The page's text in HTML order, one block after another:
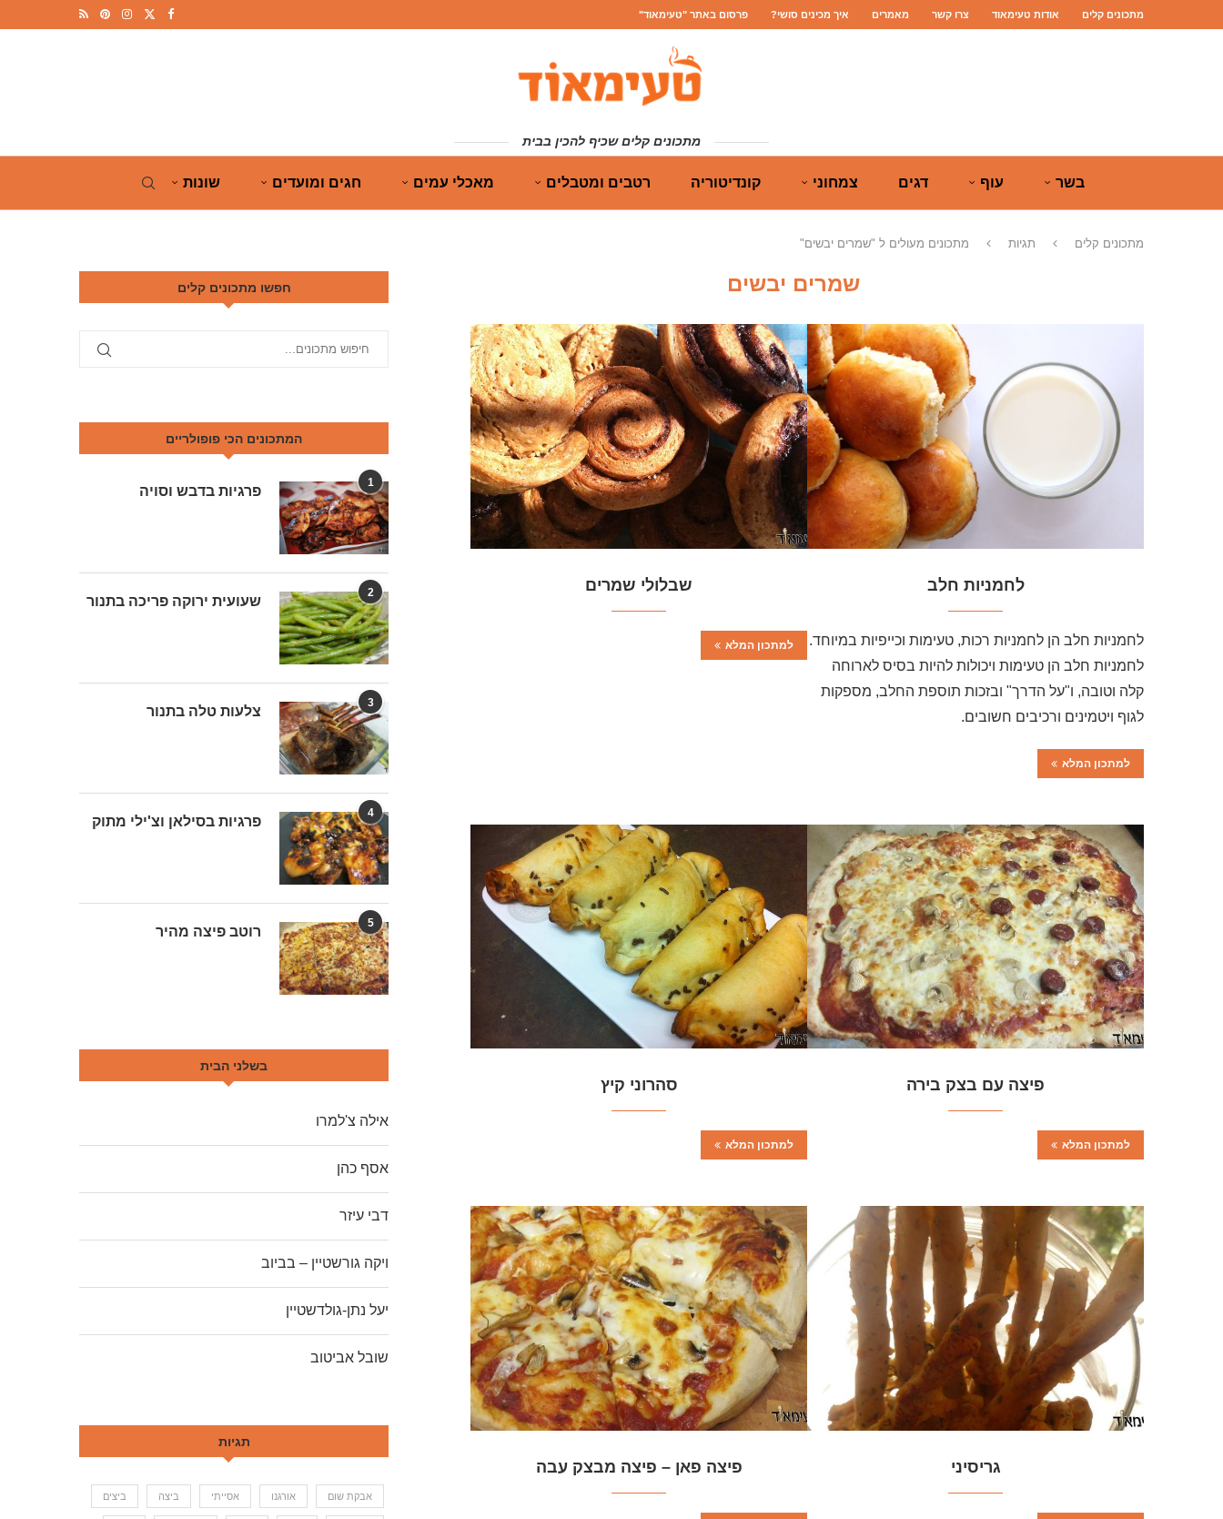
מתכונים קלים אודות טעימאוד צרו קשר מאמרים איך מכינים סושי? פרסום באתר "טעימאוד"
מתכונים קלים שכיף להכין בבית
בשר עוף דגים צמחוני קונדיטוריה רטבים ומטבלים מאכלי עמים חגים ומועדים שונות
מתכונים קלים תגיות מתכונים מעולים ל "שמרים יבשים"
שמרים יבשים
לחמניות חלב
לחמניות חלב הן לחמניות רכות, טעימות וכייפיות במיוחד.
לחמניות חלב הן טעימות ויכולות להיות בסיס לארוחה
קלה וטובה, ו"על הדרך" ובזכות תוספת החלב, מספקות
לגוף ויטמינים ורכיבים חשובים.
למתכון המלא
שבלולי שמרים
למתכון המלא
פיצה עם בצק בירה
למתכון המלא
סהרוני קיץ
למתכון המלא
גריסיני פיצה פאן – פיצה מבצק עבה
חפשו מתכונים קלים
המתכונים הכי פופולריים
1
פרגיות בדבש וסויה
2
שעועית ירוקה פריכה בתנור
3
צלעות טלה בתנור
4
פרגיות בסילאן וצ'ילי מתוק
5
רוטב פיצה מהיר
בשלני הבית
אילה צ'למרו
אסף כהן
דבי עיזר
ויקה גורשטיין – בביוב
יעל נתן-גולדשטיין
שובל אביטוב
תגיות
אבקת שום אורגנו אסייתי ביצה ביצים